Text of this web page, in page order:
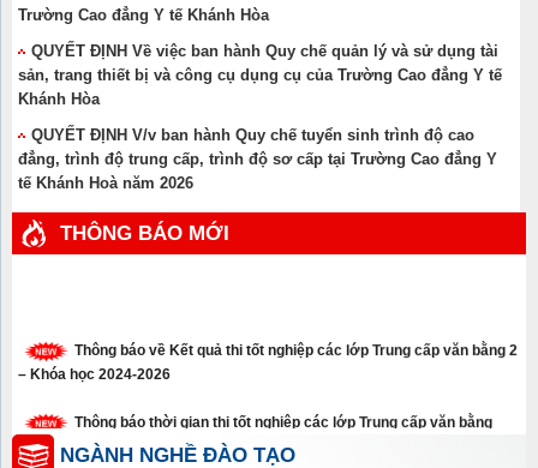
Trường Cao đẳng Y tế Khánh Hòa
QUYẾT ĐỊNH Về việc ban hành Quy chế quản lý và sử dụng tài
sản, trang thiết bị và công cụ dụng cụ của Trường Cao đẳng Y tế
Khánh Hòa
QUYẾT ĐỊNH V/v ban hành Quy chế tuyển sinh trình độ cao
đẳng, trình độ trung cấp, trình độ sơ cấp tại Trường Cao đẳng Y
tế Khánh Hoà năm 2026
THÔNG BÁO MỚI
Thông báo về Kết quả thi tốt nghiệp các lớp Trung cấp văn bằng 2
– Khóa học 2024-2026
Thông báo thời gian thi tốt nghiệp các lớp Trung cấp văn bằng
năm 2026
NGÀNH NGHỀ ĐÀO TẠO